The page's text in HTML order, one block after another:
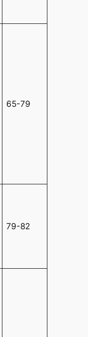
65-79
79-82